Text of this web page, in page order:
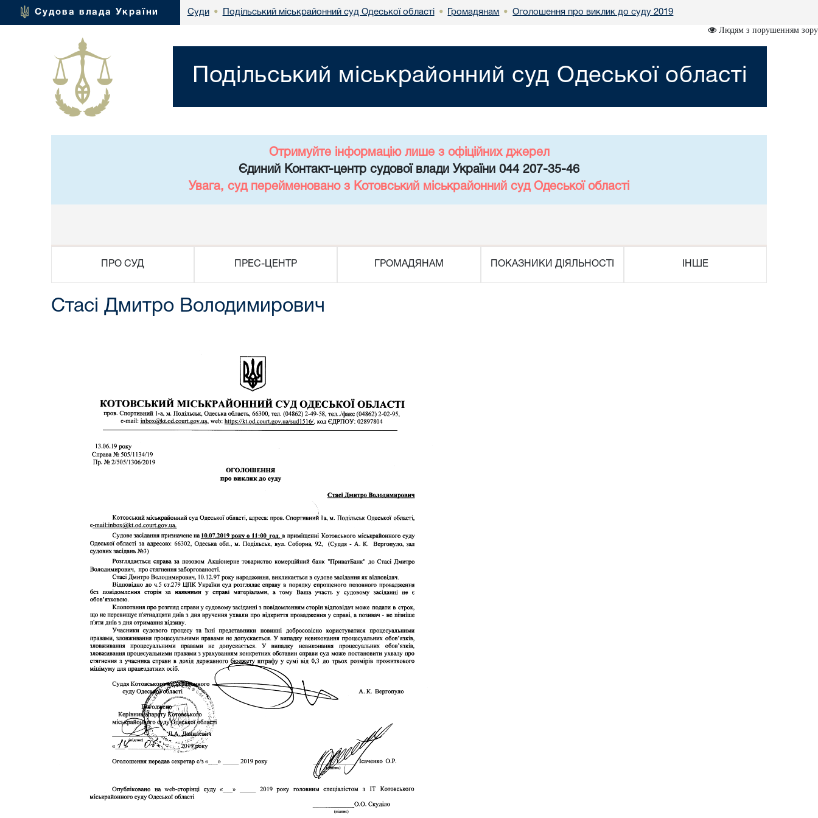
Судова влада України Суди • Подільський міськрайонний суд Одеської області • Громадянам • Оголошення про виклик до суду 2019
Людям з порушенням зору
Подільський міськрайонний суд Одеської області
Отримуйте інформацію лише з офіційних джерел
Єдиний Контакт-центр судової влади України 044 207-35-46
Увага, суд перейменовано з Котовський міськрайонний суд Одеської області
ПРО СУД ПРЕС-ЦЕНТР ГРОМАДЯНАМ ПОКАЗНИКИ ДІЯЛЬНОСТІ ІНШЕ
Стасі Дмитро Володимирович